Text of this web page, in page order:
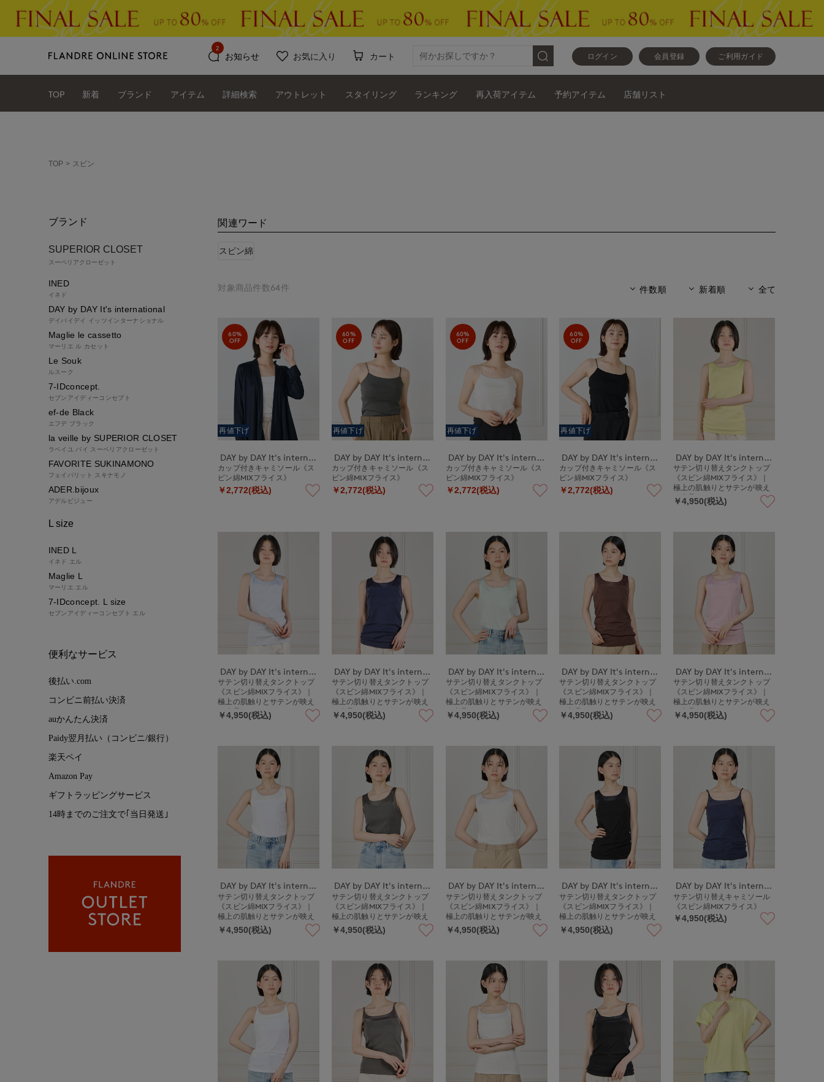
ログイン 会員登録 ご利用ガイド
お知らせ
2
お気に入り カート
TOP 新着 ブランド アイテム 詳細検索 アウトレット スタイリング ランキング 再入荷アイテム 予約アイテム 店舗リスト
TOP スビン
関連ワード
スビン綿
件数順 新着順 全て
対象商品件数64件
60%
OFF
再値下げ
DAY by DAY It's international
カップ付きキャミソール《ス
ビン綿MIXフライス》
￥2,772(税込)
60%
OFF
再値下げ
DAY by DAY It's international
カップ付きキャミソール《ス
ビン綿MIXフライス》
￥2,772(税込)
60%
OFF
再値下げ
DAY by DAY It's international
カップ付きキャミソール《ス
ビン綿MIXフライス》
￥2,772(税込)
60%
OFF
再値下げ
DAY by DAY It's international
カップ付きキャミソール《ス
ビン綿MIXフライス》
￥2,772(税込)
DAY by DAY It's international
サテン切り替えタンクトップ
《スビン綿MIXフライス》｜
極上の肌触りとサテンが映え
る上品インナー
￥4,950(税込)
DAY by DAY It's international
サテン切り替えタンクトップ
《スビン綿MIXフライス》｜
極上の肌触りとサテンが映え
る上品インナー
￥4,950(税込)
DAY by DAY It's international
サテン切り替えタンクトップ
《スビン綿MIXフライス》｜
極上の肌触りとサテンが映え
る上品インナー
￥4,950(税込)
DAY by DAY It's international
サテン切り替えタンクトップ
《スビン綿MIXフライス》｜
極上の肌触りとサテンが映え
る上品インナー
￥4,950(税込)
DAY by DAY It's international
サテン切り替えタンクトップ
《スビン綿MIXフライス》｜
極上の肌触りとサテンが映え
る上品インナー
￥4,950(税込)
DAY by DAY It's international
サテン切り替えタンクトップ
《スビン綿MIXフライス》｜
極上の肌触りとサテンが映え
る上品インナー
￥4,950(税込)
DAY by DAY It's international
サテン切り替えタンクトップ
《スビン綿MIXフライス》｜
極上の肌触りとサテンが映え
る上品インナー
￥4,950(税込)
DAY by DAY It's international
サテン切り替えタンクトップ
《スビン綿MIXフライス》｜
極上の肌触りとサテンが映え
る上品インナー
￥4,950(税込)
DAY by DAY It's international
サテン切り替えタンクトップ
《スビン綿MIXフライス》｜
極上の肌触りとサテンが映え
る上品インナー
￥4,950(税込)
DAY by DAY It's international
サテン切り替えタンクトップ
《スビン綿MIXフライス》｜
極上の肌触りとサテンが映え
る上品インナー
￥4,950(税込)
DAY by DAY It's international
サテン切り替えキャミソール
《スビン綿MIXフライス》
￥4,950(税込)
ブランド
SUPERIOR CLOSET
スーペリアクローゼット
INED
イネド
DAY by DAY It's international
デイバイデイ イッツインターナショナル
Maglie le cassetto
マーリエ ル カセット
Le Souk
ルスーク
7-IDconcept.
セブンアイディーコンセプト
ef-de Black
エフデ ブラック
la veille by SUPERIOR CLOSET
ラベイユ バイ スーペリアクローゼット
FAVORITE SUKINAMONO
フェイバリット スキナモノ
ADER.bijoux
アデルビジュー
L size
INED L
イネド エル
Maglie L
マーリエ エル
7-IDconcept. L size
セブンアイディーコンセプト エル
便利なサービス
後払い.com
コンビニ前払い決済
auかんたん決済
Paidy翌月払い（コンビニ/銀行）
楽天ペイ
Amazon Pay
ギフトラッピングサービス
14時までのご注文で｢当日発送｣